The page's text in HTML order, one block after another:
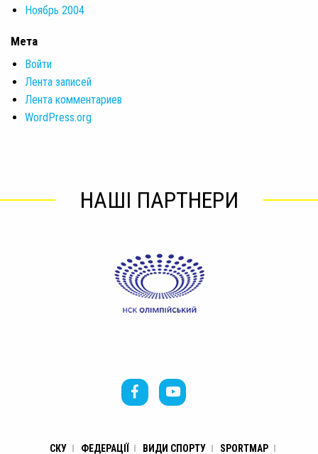
Ноябрь 2004
Мета
Войти
Лента записей
Лента комментариев
WordPress.org
НАШІ ПАРТНЕРИ
СКУ ФЕДЕРАЦІЇ ВИДИ СПОРТУ SPORTMAP